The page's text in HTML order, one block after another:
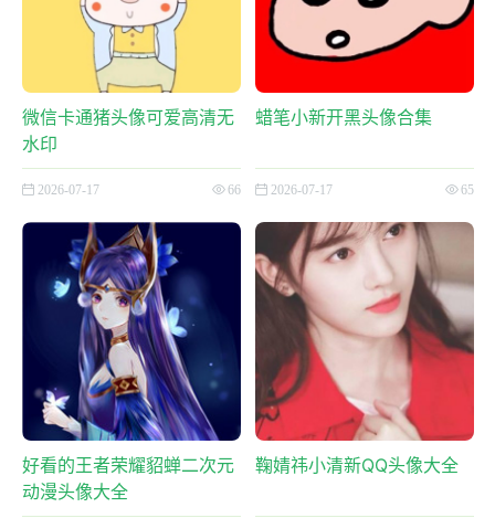
微信卡通猪头像可爱高清无
水印
2026-07-17 66
蜡笔小新开黑头像合集
2026-07-17 65
好看的王者荣耀貂蝉二次元
动漫头像大全
鞠婧祎小清新QQ头像大全